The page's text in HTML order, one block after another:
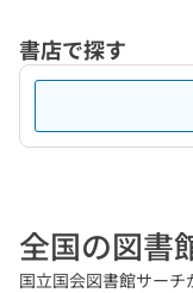
書店で探す
全国の図書
国立国会図書館サー